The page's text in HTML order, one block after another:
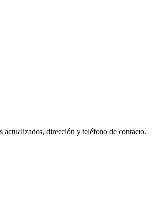
dirección y teléfono de contacto.